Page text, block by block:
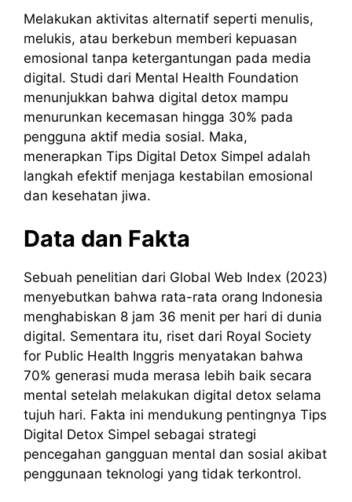
Melakukan aktivitas alternatif seperti menulis,
melukis, atau berkebun memberi kepuasan
emosional tanpa ketergantungan pada media
digital. Studi dari Mental Health Foundation
menunjukkan bahwa digital detox mampu
menurunkan kecemasan hingga 30% pada
pengguna aktif media sosial. Maka,
menerapkan Tips Digital Detox Simpel adalah
langkah efektif menjaga kestabilan emosional
dan kesehatan jiwa.
Data dan Fakta
Sebuah penelitian dari Global Web Index (2023)
menyebutkan bahwa rata-rata orang Indonesia
menghabiskan 8 jam 36 menit per hari di dunia
digital. Sementara itu, riset dari Royal Society
for Public Health Inggris menyatakan bahwa
70% generasi muda merasa lebih baik secara
mental setelah melakukan digital detox selama
tujuh hari. Fakta ini mendukung pentingnya Tips
Digital Detox Simpel sebagai strategi
pencegahan gangguan mental dan sosial akibat
penggunaan teknologi yang tidak terkontrol.